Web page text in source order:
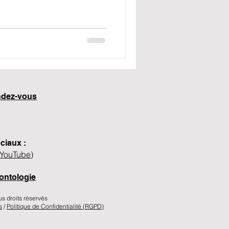
vous
:
YouTube)
droits réservés​​​​
/ Politique de Confidentialité (RGPD)